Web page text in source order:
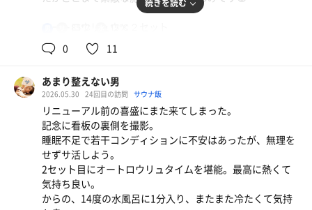
岩盤浴（大汗汗蒸幕）×３セット
はととのえなくなってしまったのでオートロウリュウの時
間に合わせてう〜んマンダム。
オートロウリュウの間隔調整で岩盤浴で一番暑い汗蒸幕で
３セット。
岩盤浴は岩盤浴で気持ち良いのですが水風呂が無い分引き
締まらず何か物足りない印象。
サウナにハマる前は岩盤浴にハマっていてあんなに大好き
だったのに。。。
人の好奇心と欲とは恐ろしいもので節度をわきまえないと
続きを読む
0 11
あまり整えない男
2026.05.30 24回目の訪問 サウナ飯
リニューアル前の喜盛にまた来てしまった。
記念に看板の裏側を撮影。
睡眠不足で若干コンディションに不安はあったが、無理を
せずサ活しよう。
2セット目にオートロウリュタイムを堪能。最高に熱くて
気持ち良い。
からの、14度の水風呂に1分入り、またまた冷たくて気持